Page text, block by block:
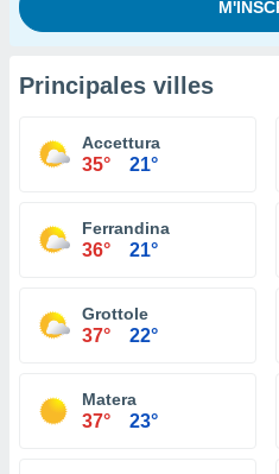
Principales villes
Accettura
35° 21°
Ferrandina
36° 21°
Grottole
37° 22°
Matera
37° 23°